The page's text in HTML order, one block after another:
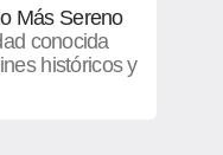
Más Sereno
conocida
históricos y